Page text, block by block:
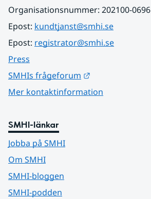
Organisationsnummer: 202100-0696
Epost: kundtjanst@smhi.se
Epost: registrator@smhi.se
Press
SMHIs frågeforum
Mer kontaktinformation
SMHI-länkar
Jobba på SMHI
Om SMHI
SMHI-bloggen
SMHI-podden